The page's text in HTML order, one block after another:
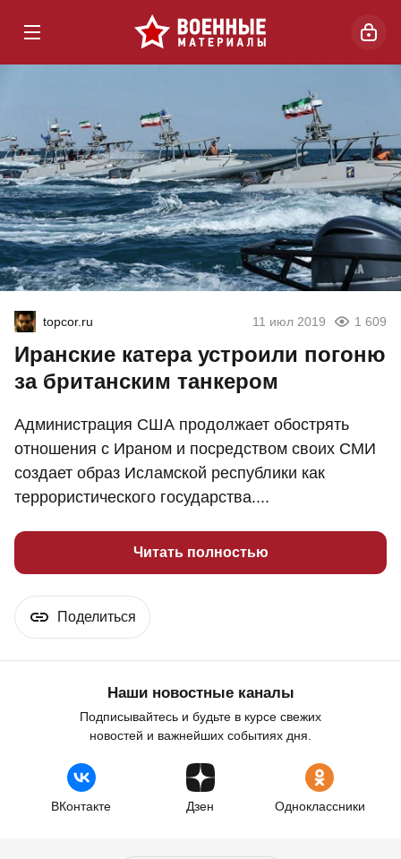
topcor.ru 11 июл 2019 1 609
Иранские катера устроили погоню
за британским танкером
Администрация США продолжает обострять
отношения с Ираном и посредством своих СМИ
создает образ Исламской республики как
террористического государства....
Читать полностью
Поделиться
Наши новостные каналы
Подписывайтесь и будьте в курсе свежих
новостей и важнейших событиях дня.
ВКонтакте Дзен Одноклассники